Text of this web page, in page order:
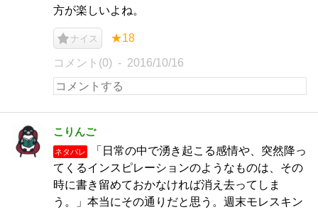
方が楽しいよね。
ナイス ★18
コメント(0) 2016/10/16
こりんご
ネタバレ
「日常の中で湧き起こる感情や、突然降っ
てくるインスピレーションのようなものは、その
時に書き留めておかなければ消え去ってしま
う。」本当にその通りだと思う。週末モレスキン